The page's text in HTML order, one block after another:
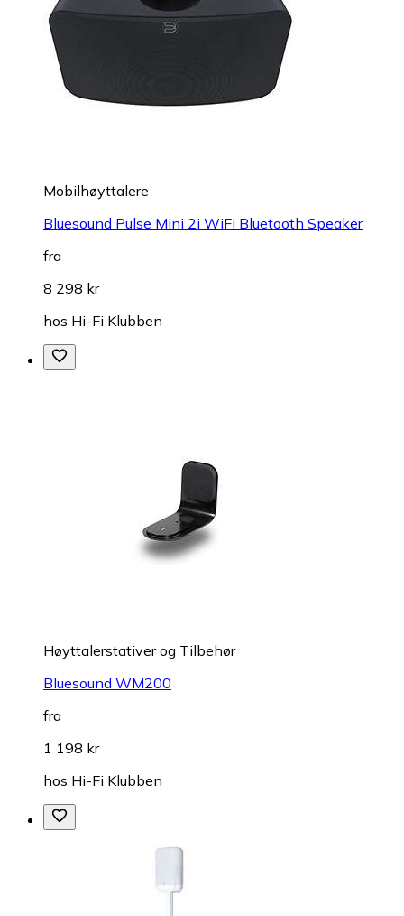
Mobilhøyttalere
Bluesound Pulse Mini 2i WiFi Bluetooth Speaker
fra
8 298 kr
hos Hi-Fi Klubben
Høyttalerstativer og Tilbehør
Bluesound WM200
fra
1 198 kr
hos Hi-Fi Klubben